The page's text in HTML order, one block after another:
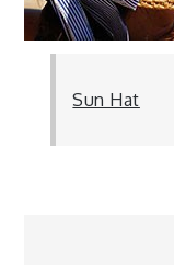
Sun Hat